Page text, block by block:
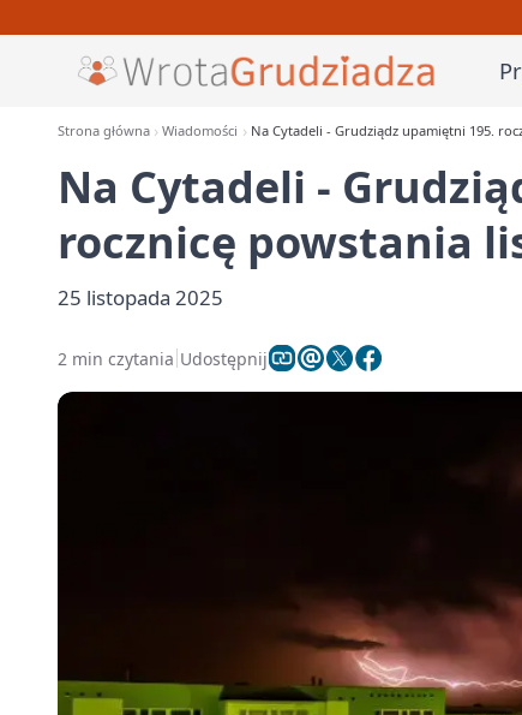
Strona główna Wiadomości Na Cytadeli - Grudziądz upamiętni 195.
Na Cytadeli -
rocznicę powstania
25 listopada 2025
2 min czytania Udostępnij